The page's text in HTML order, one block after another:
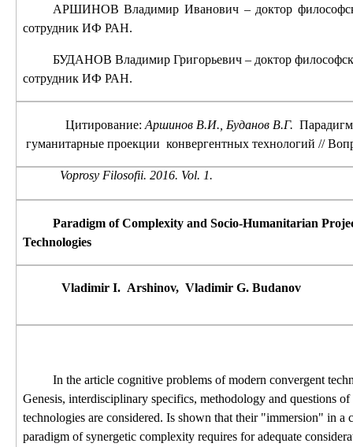
АРШИНОВ Владимир Иванович – доктор
сотрудник ИФ РАН.
БУДАНОВ Владимир Григорьевич – доктор
сотрудник ИФ РАН.
Цитирование: Аршинов В.И., Буданов В.Г.
гуманитарные проекции конвергентных технологий //
Voprosy Filosofii. 2016. Vol. 1.
Paradigm of Complexity and Socio-Humanitarian
Technologies
Vladimir I. Arshinov, Vladimir G. Budanov
In the article cognitive problems of modern convergent
Genesis, interdisciplinary specifics, methodology and questions
technologies are considered. Is shown that their "immersion" in a
paradigm of synergetic complexity requires for adequate